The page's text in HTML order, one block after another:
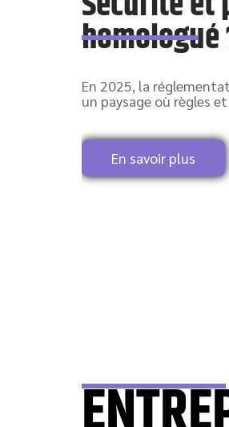
homologué
En 2025, la
un paysage où règles
En savoir plus